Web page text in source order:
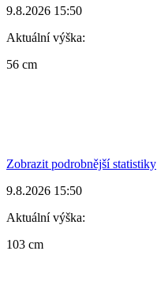
9.8.2026 15:50
Aktuální výška:
56 cm
Zobrazit podrobnější statistiky
9.8.2026 15:50
Aktuální výška:
103 cm